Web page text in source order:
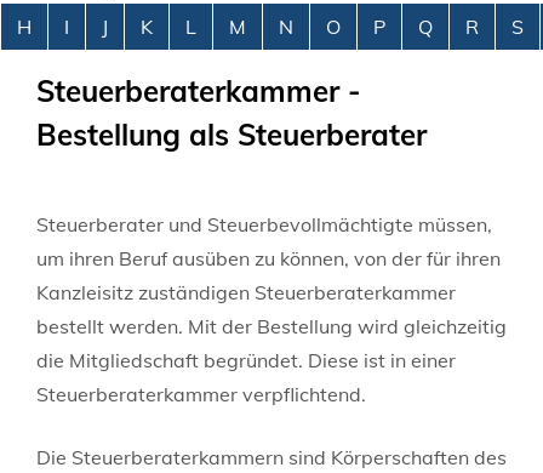
Alphabetisches Register überspringen
H I J K L M N O P Q R S
Steuerberaterkammer -
Bestellung als Steuerberater
Steuerberater und Steuerbevollmächtigte müssen,
um ihren Beruf ausüben zu können, von der für ihren
Kanzleisitz zuständigen Steuerberaterkammer
bestellt werden. Mit der Bestellung wird gleichzeitig
die Mitgliedschaft begründet. Diese ist in einer
Steuerberaterkammer verpflichtend.
Die Steuerberaterkammern sind Körperschaften des